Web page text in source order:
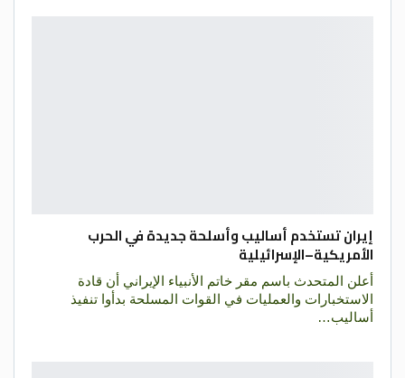
إيران تستخدم أساليب وأسلحة جديدة في الحرب
الأمريكية–الإسرائيلية
أعلن المتحدث باسم مقر خاتم الأنبياء الإيراني أن قادة
الاستخبارات والعمليات في القوات المسلحة بدأوا تنفيذ
أساليب…